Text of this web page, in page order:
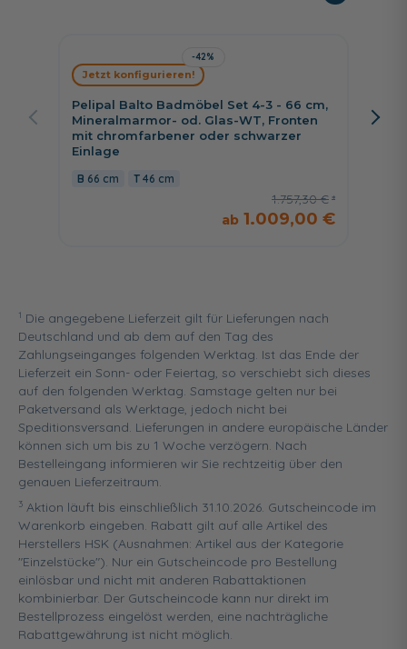
-42%
Pelipal Balto Badmöbel Set 4-3 - 66 cm,
Mineralmarmor- od. Glas-WT, Fronten
mit chromfarbener oder schwarzer
Einlage
66 cm 46 cm
1.757,30 €
1.009,00 €
Jetzt konfigurieren!
cm,
1 Die angegebene Lieferzeit gilt für Lieferungen nach
Deutschland und ab dem auf den Tag des
Zahlungseinganges folgenden Werktag. Ist das Ende der
Lieferzeit ein Sonn- oder Feiertag, so verschiebt sich dieses
auf den folgenden Werktag. Samstage gelten nur bei
Paketversand als Werktage, jedoch nicht bei
Speditionsversand. Lieferungen in andere europäische Länder
können sich um bis zu 1 Woche verzögern. Nach
Bestelleingang informieren wir Sie rechtzeitig über den
genauen Lieferzeitraum.
3 Aktion läuft bis einschließlich 31.10.2026. Gutscheincode im
Warenkorb eingeben. Rabatt gilt auf alle Artikel des
Herstellers HSK (Ausnahmen: Artikel aus der Kategorie
"Einzelstücke"). Nur ein Gutscheincode pro Bestellung
einlösbar und nicht mit anderen Rabattaktionen
kombinierbar. Der Gutscheincode kann nur direkt im
Bestellprozess eingelöst werden, eine nachträgliche
Rabattgewährung ist nicht möglich.